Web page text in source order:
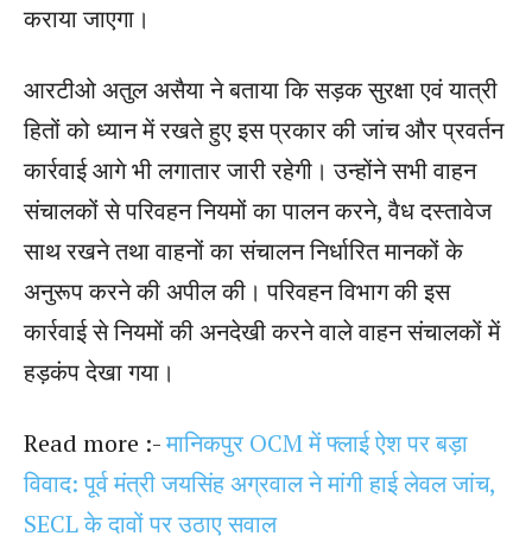
कराया जाएगा।
आरटीओ अतुल असैया ने बताया कि सड़क सुरक्षा एवं यात्री
हितों को ध्यान में रखते हुए इस प्रकार की जांच और प्रवर्तन
कार्रवाई आगे भी लगातार जारी रहेगी। उन्होंने सभी वाहन
संचालकों से परिवहन नियमों का पालन करने, वैध दस्तावेज
साथ रखने तथा वाहनों का संचालन निर्धारित मानकों के
अनुरूप करने की अपील की। परिवहन विभाग की इस
कार्रवाई से नियमों की अनदेखी करने वाले वाहन संचालकों में
हड़कंप देखा गया।
Read more :-मानिकपुर OCM में फ्लाई ऐश पर बड़ा
विवाद: पूर्व मंत्री जयसिंह अग्रवाल ने मांगी हाई लेवल जांच,
SECL के दावों पर उठाए सवाल